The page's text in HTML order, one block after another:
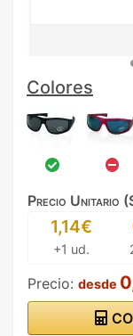
Colores
Precio Unitario
1,14€
+1 ud.
Precio: desde